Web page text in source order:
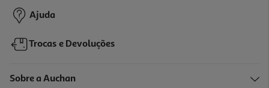
Ajuda
Trocas e Devoluções
Sobre a Auchan